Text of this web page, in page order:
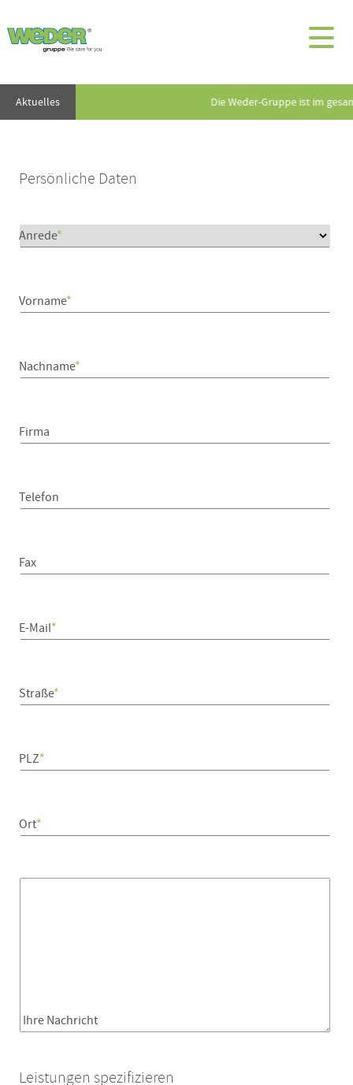
Aktuelles Die Weder-Gruppe ist im
Persönliche Daten
Anrede*
Vorname*
Nachname*
Firma
Telefon
Fax
E-Mail*
Straße*
PLZ*
Ort*
Ihre Nachricht
Leistungen spezifizieren